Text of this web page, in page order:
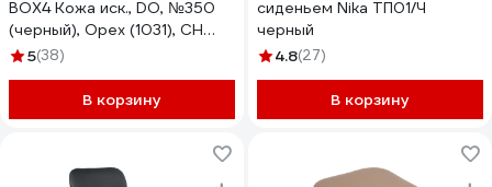
BOX4 Кожа иск., DO, №350
(черный), Орех (1031), CH
4610018464693
5(38)
В корзину
сиденьем Nika ТП01/Ч
черный
4.8(27)
В корзину